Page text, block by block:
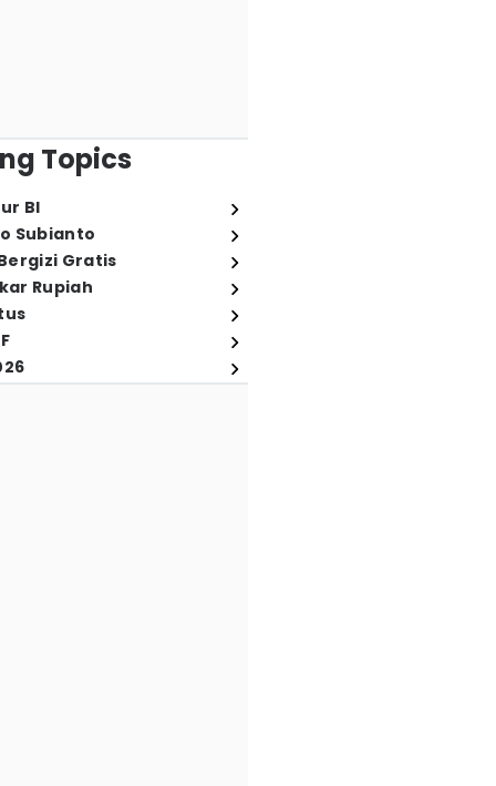
Topics
BI
Subianto
Gratis
Rupiah